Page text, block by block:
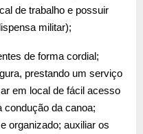
de trabalho e possuir
militar);
de forma cordial;
prestando um serviço
em local de fácil acesso
condução da canoa;
organizado; auxiliar os